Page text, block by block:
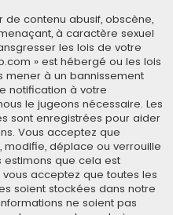
contenu abusif, obscène,
à caractère sexuel
les lois de votre
» est hébergé ou les lois
mener à un bannissement
notification à votre
le jugeons nécessaire. Les
sont enregistrées pour aider
Vous acceptez que
modifie, déplace ou verrouille
estimons que cela est
acceptez que toutes les
soient stockées dans notre
ne soient pas